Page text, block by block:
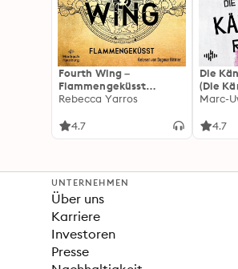
Fourth Wing –
Flammengeküsst
(Flammengeküsst-Reihe
Rebecca Yarros
4.7
Die
(Die
Marc-
4.7
UNTERNEHMEN
Über uns
Karriere
Investoren
Presse